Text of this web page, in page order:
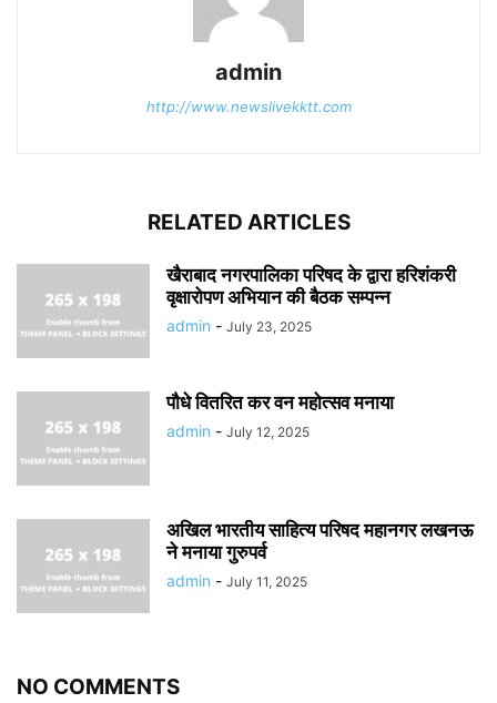
admin
http://www.newslivekktt.com
RELATED ARTICLES
खैराबाद नगरपालिका परिषद के द्वारा हरिशंकरी
वृक्षारोपण अभियान की बैठक सम्पन्न
admin - July 23, 2025
पौधे वितरित कर वन महोत्सव मनाया
admin - July 12, 2025
अखिल भारतीय साहित्य परिषद महानगर लखनऊ
ने मनाया गुरुपर्व
admin - July 11, 2025
NO COMMENTS